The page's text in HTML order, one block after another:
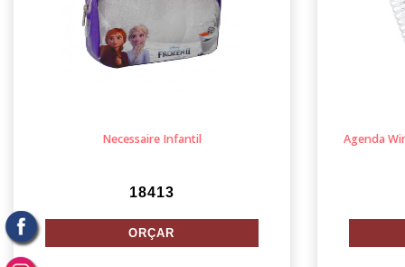
Necessaire Infantil
18413
Agenda